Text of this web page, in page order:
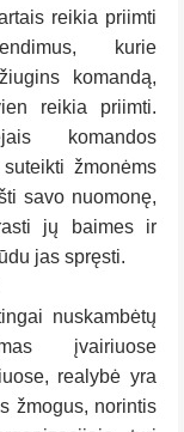
reikia priimti
kurie
komandą,
reikia priimti.
komandos
žmonėms
savo nuomonę,
jų baimes ir
jas spręsti.
nuskambėtų
įvairiuose
realybė yra
žmogus, norintis